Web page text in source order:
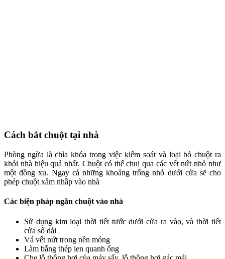
Cách bắt chuột tại nhà
Phòng ngừa là chìa khóa trong việc kiểm soát và loại bỏ chuột ra
khỏi nhà hiệu quả nhất. Chuột có thể chui qua các vết nứt nhỏ như
một đồng xu. Ngay cả những khoảng trống nhỏ dưới cửa sẽ cho
phép chuột xâm nhầp vào nhà
Các biện pháp ngăn chuột vào nhà
Sử dụng kim loại thời tiết tước dưới cửa ra vào, và thời tiết
cửa sổ dải
Vá vết nứt trong nền móng
Làm bằng thép len quanh ống